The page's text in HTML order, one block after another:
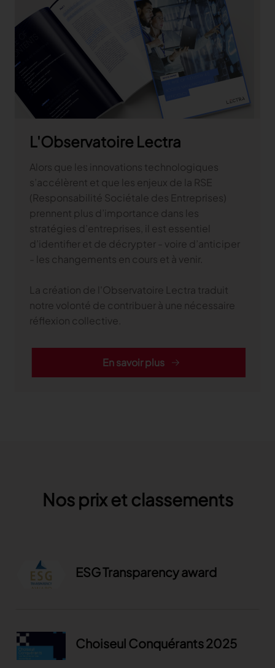
L'Observatoire Lectra
Alors que les innovations technologiques
s’accélèrent et que les enjeux de la RSE
(Responsabilité Sociétale des Entreprises)
prennent plus d’importance dans les
stratégies d’entreprises, il est essentiel
d’identifier et de décrypter - voire d’anticiper
- les changements en cours et à venir.
La création de l'Observatoire Lectra traduit
notre volonté de contribuer à une nécessaire
réflexion collective.
En savoir plus
Nos prix et classements
ESG Transparency award
Choiseul Conquérants 2025